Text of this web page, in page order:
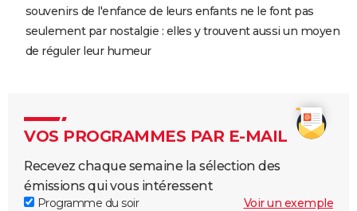
souvenirs de l'enfance de leurs enfants ne le font pas
seulement par nostalgie : elles y trouvent aussi un moyen
de réguler leur humeur
VOS PROGRAMMES PAR E-MAIL
Recevez chaque semaine la sélection des
émissions qui vous intéressent
Programme du soir Voir un exemple